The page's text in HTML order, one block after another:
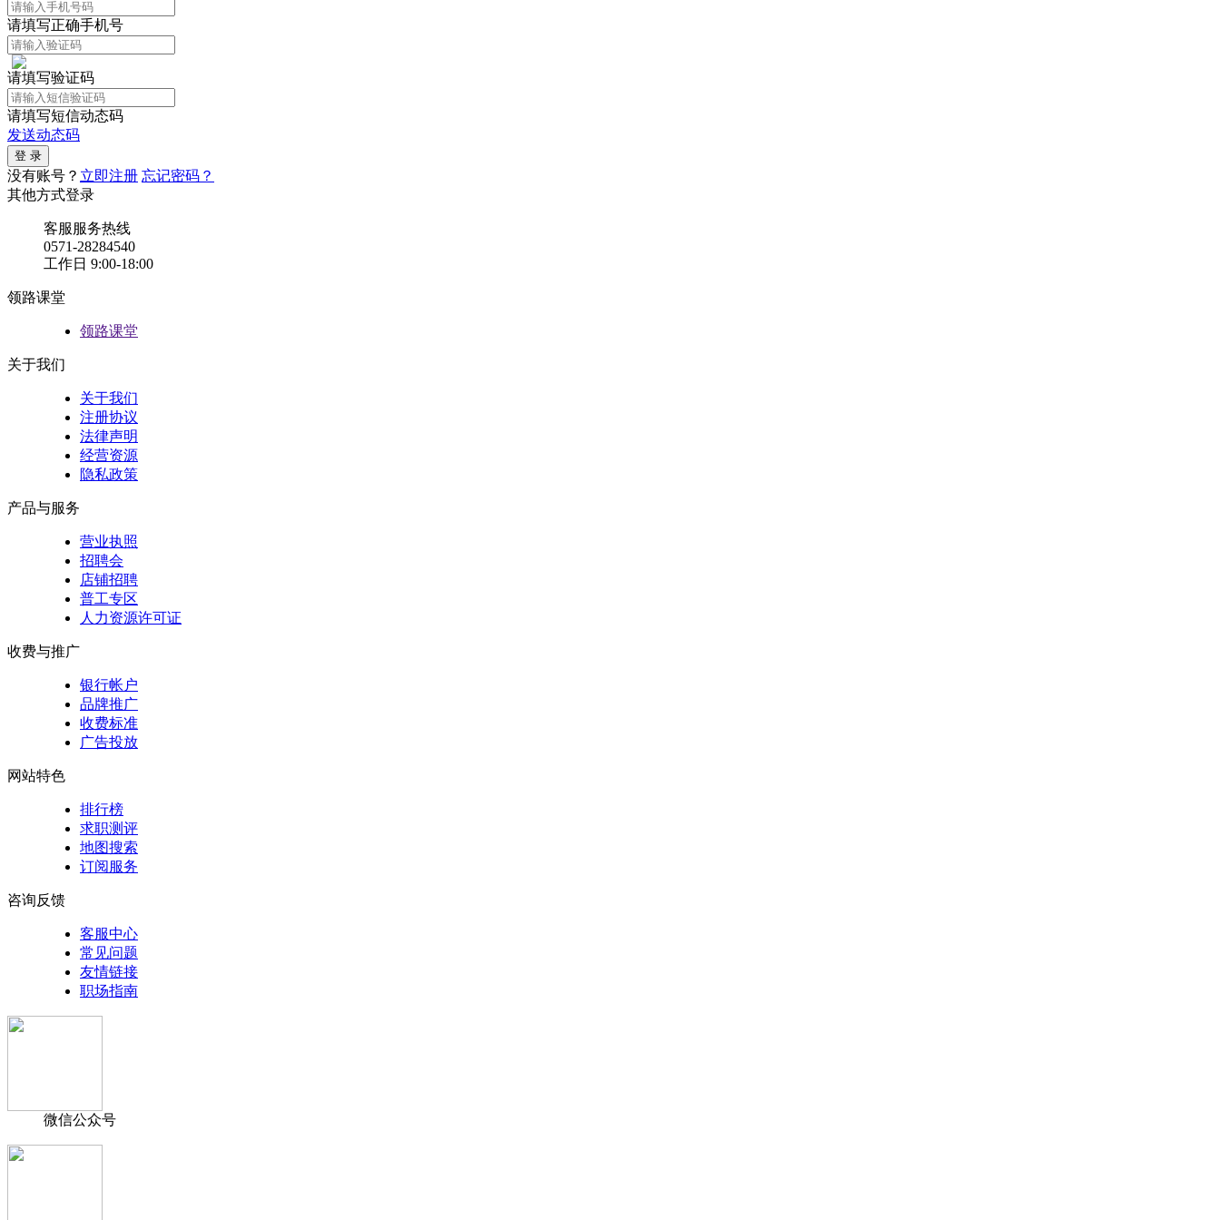
请填写正确手机号
请填写验证码
请填写短信动态码
发送动态码
没有账号？ 立即注册 忘记密码？
其他方式登录
客服服务热线
0571-28284540
工作日 9:00-18:00
领路课堂
领路课堂
关于我们
关于我们
注册协议
法律声明
经营资源
隐私政策
产品与服务
营业执照
招聘会
店铺招聘
普工专区
人力资源许可证
收费与推广
银行帐户
品牌推广
收费标准
广告投放
网站特色
排行榜
求职测评
地图搜索
订阅服务
咨询反馈
客服中心
常见问题
友情链接
职场指南
微信公众号